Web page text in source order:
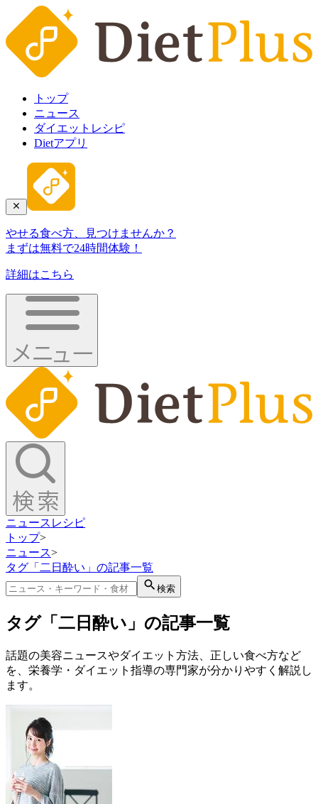
トップ
ニュース
ダイエットレシピ
Dietアプリ
やせる食べ方、見つけませんか？
まずは無料で24時間体験！
詳細はこちら
ニュース レシピ
トップ>
ニュース>
タグ「二日酔い」の記事一覧
検索
タグ「二日酔い」の記事一覧
話題の美容ニュースやダイエット方法、正しい食べ方など
を、栄養学・ダイエット指導の専門家が分かりやすく解説し
ます。